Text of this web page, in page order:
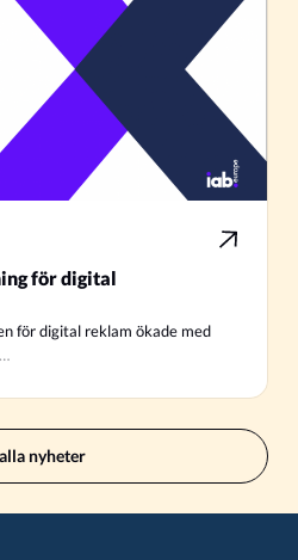
för digital
för digital reklam ökade med
nyheter